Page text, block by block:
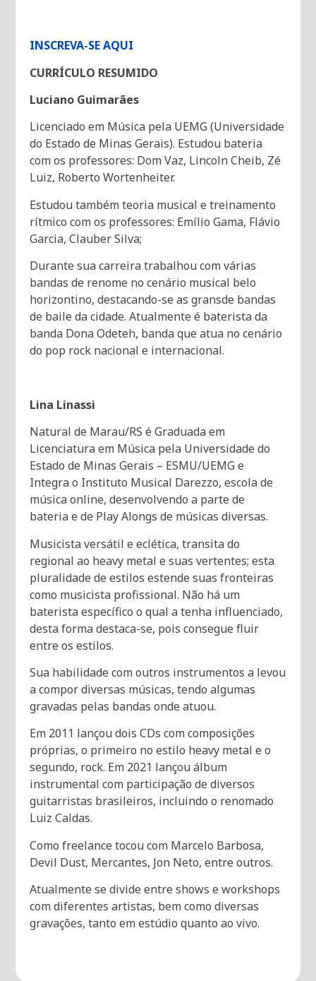
INSCREVA-SE AQUI
CURRÍCULO RESUMIDO
Luciano Guimarães
Licenciado em Música pela UEMG (Universidade
do Estado de Minas Gerais). Estudou bateria
com os professores: Dom Vaz, Lincoln Cheib, Zé
Luiz, Roberto Wortenheiter.
Estudou também teoria musical e treinamento
rítmico com os professores: Emílio Gama, Flávio
Garcia, Clauber Silva;
Durante sua carreira trabalhou com várias
bandas de renome no cenário musical belo
horizontino, destacando-se as gransde bandas
de baile da cidade. Atualmente é baterista da
banda Dona Odeteh, banda que atua no cenário
do pop rock nacional e internacional.
Lina Linassi
Natural de Marau/RS é Graduada em
Licenciatura em Música pela Universidade do
Estado de Minas Gerais – ESMU/UEMG e
Integra o Instituto Musical Darezzo, escola de
música online, desenvolvendo a parte de
bateria e de Play Alongs de músicas diversas.
Musicista versátil e eclética, transita do
regional ao heavy metal e suas vertentes; esta
pluralidade de estilos estende suas fronteiras
como musicista profissional. Não há um
baterista específico o qual a tenha influenciado,
desta forma destaca-se, pois consegue fluir
entre os estilos.
Sua habilidade com outros instrumentos a levou
a compor diversas músicas, tendo algumas
gravadas pelas bandas onde atuou.
Em 2011 lançou dois CDs com composições
próprias, o primeiro no estilo heavy metal e o
segundo, rock. Em 2021 lançou álbum
instrumental com participação de diversos
guitarristas brasileiros, incluindo o renomado
Luiz Caldas.
Como freelance tocou com Marcelo Barbosa,
Devil Dust, Mercantes, Jon Neto, entre outros.
Atualmente se divide entre shows e workshops
com diferentes artistas, bem como diversas
gravações, tanto em estúdio quanto ao vivo.